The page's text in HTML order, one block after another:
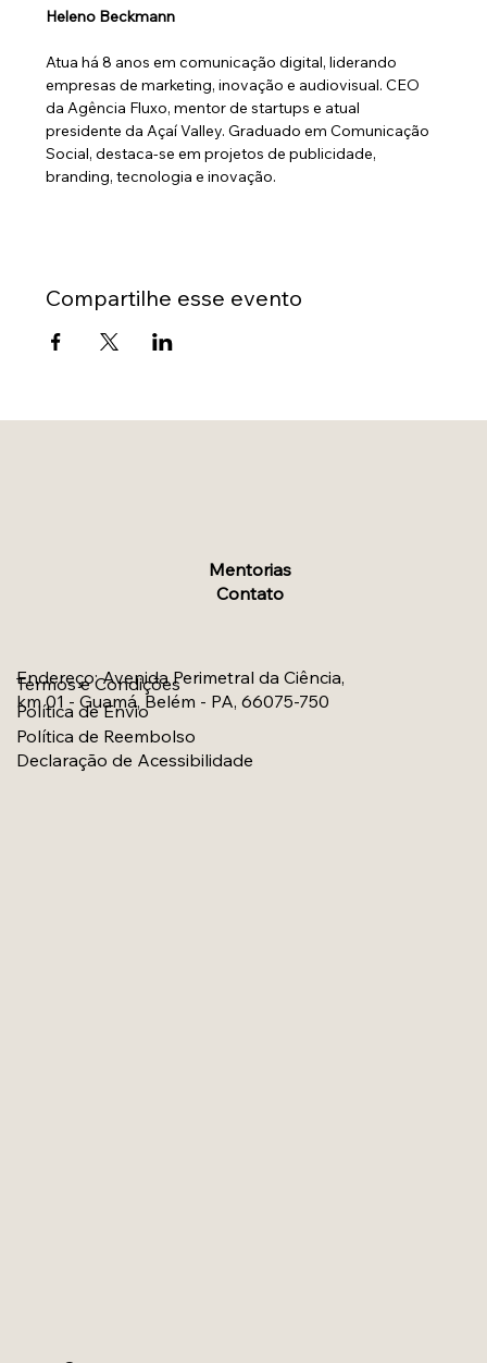
Heleno Beckmann
Atua há 8 anos em comunicação digital, liderando
empresas de marketing, inovação e audiovisual. CEO
da Agência Fluxo, mentor de startups e atual
presidente da Açaí Valley. Graduado em Comunicação
Social, destaca-se em projetos de publicidade,
branding, tecnologia e inovação.
Compartilhe esse evento
Mentorias
Contato
Endereço:Avenida Perimetral da Ciência,
km 01 - Guamá, Belém - PA, 66075-750
Termos e Condições
Política de Envio
Política de Reembolso
Declaração de Acessibilidade